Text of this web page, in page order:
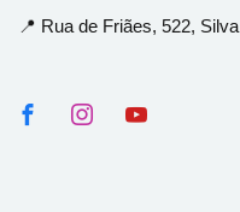
📍 Rua de Friães, 522,